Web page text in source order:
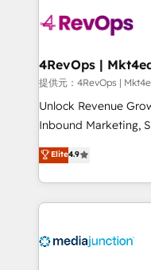
requirement).
far with our
提供元：4RevOps |
Unlock Revenue
Inbound Marketing,
specialize in driving
across industries
and customer
methodologies. As
offer unparalleled insights.
Elite4.9